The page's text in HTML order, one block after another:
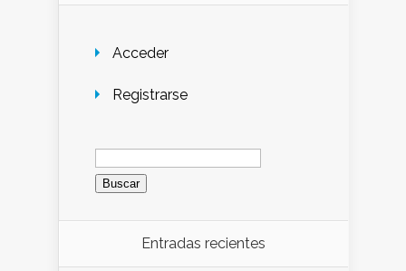
Acceder
Registrarse
Buscar:
Entradas recientes